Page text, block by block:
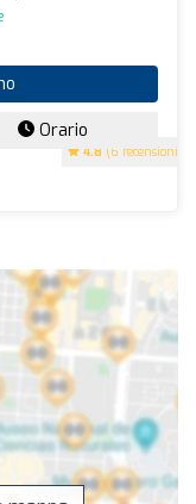
4.8 (6 recensioni)
Orario